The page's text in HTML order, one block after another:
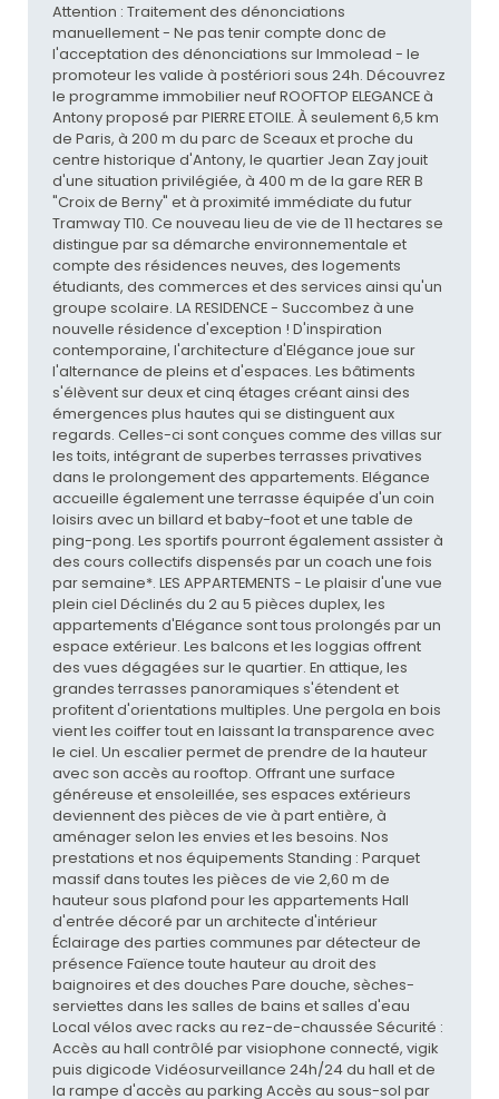
Attention : Traitement des dénonciations
manuellement - Ne pas tenir compte donc de
l'acceptation des dénonciations sur Immolead - le
promoteur les valide à postériori sous 24h. Découvrez
le programme immobilier neuf ROOFTOP ELEGANCE à
Antony proposé par PIERRE ETOILE. À seulement 6,5 km
de Paris, à 200 m du parc de Sceaux et proche du
centre historique d'Antony, le quartier Jean Zay jouit
d'une situation privilégiée, à 400 m de la gare RER B
"Croix de Berny" et à proximité immédiate du futur
Tramway T10. Ce nouveau lieu de vie de 11 hectares se
distingue par sa démarche environnementale et
compte des résidences neuves, des logements
étudiants, des commerces et des services ainsi qu'un
groupe scolaire. LA RESIDENCE - Succombez à une
nouvelle résidence d'exception ! D'inspiration
contemporaine, l'architecture d'Elégance joue sur
l'alternance de pleins et d'espaces. Les bâtiments
s'élèvent sur deux et cinq étages créant ainsi des
émergences plus hautes qui se distinguent aux
regards. Celles-ci sont conçues comme des villas sur
les toits, intégrant de superbes terrasses privatives
dans le prolongement des appartements. Elégance
accueille également une terrasse équipée d'un coin
loisirs avec un billard et baby-foot et une table de
ping-pong. Les sportifs pourront également assister à
des cours collectifs dispensés par un coach une fois
par semaine*. LES APPARTEMENTS - Le plaisir d'une vue
plein ciel Déclinés du 2 au 5 pièces duplex, les
appartements d'Elégance sont tous prolongés par un
espace extérieur. Les balcons et les loggias offrent
des vues dégagées sur le quartier. En attique, les
grandes terrasses panoramiques s'étendent et
profitent d'orientations multiples. Une pergola en bois
vient les coiffer tout en laissant la transparence avec
le ciel. Un escalier permet de prendre de la hauteur
avec son accès au rooftop. Offrant une surface
généreuse et ensoleillée, ses espaces extérieurs
deviennent des pièces de vie à part entière, à
aménager selon les envies et les besoins. Nos
prestations et nos équipements Standing : Parquet
massif dans toutes les pièces de vie 2,60 m de
hauteur sous plafond pour les appartements Hall
d'entrée décoré par un architecte d'intérieur
Éclairage des parties communes par détecteur de
présence Faïence toute hauteur au droit des
baignoires et des douches Pare douche, sèches-
serviettes dans les salles de bains et salles d'eau
Local vélos avec racks au rez-de-chaussée Sécurité :
Accès au hall contrôlé par visiophone connecté, vigik
puis digicode Vidéosurveillance 24h/24 du hall et de
la rampe d'accès au parking Accès au sous-sol par